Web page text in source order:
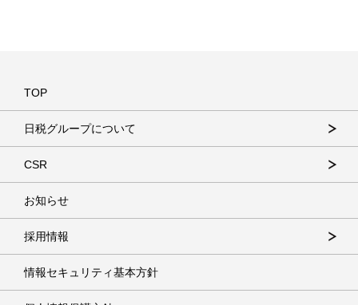
TOP
日税グループについて
CSR
お知らせ
採用情報
情報セキュリティ基本方針